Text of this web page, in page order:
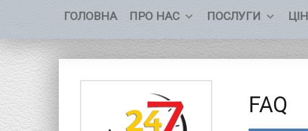
ГОЛОВНА ПРО НАС ПОСЛУГИ
FAQ